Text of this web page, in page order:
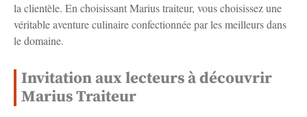
la clientèle. En choisissant Marius traiteur, vous choisissez une
véritable aventure culinaire confectionnée par les meilleurs dans
le domaine.
Invitation aux lecteurs à découvrir
Marius Traiteur